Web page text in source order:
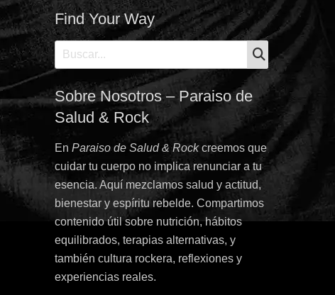
Find Your Way
Buscar:
Sobre Nosotros – Paraiso de
Salud & Rock
EnParaiso de Salud & Rockcreemos que
cuidar tu cuerpo no implica renunciar a tu
esencia. Aquí mezclamos salud y actitud,
bienestar y espíritu rebelde. Compartimos
contenido útil sobre nutrición, hábitos
equilibrados, terapias alternativas, y
también cultura rockera, reflexiones y
experiencias reales.